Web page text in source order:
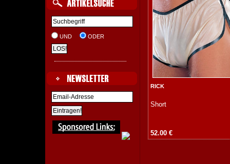
UND ODER
RICK
Short
52.00 €